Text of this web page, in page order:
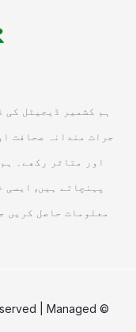
ہم کشمیر ڈیجیٹل
جرات مندانہ صحافت
اور متاثر رکھے۔
پہنچاتے ہیں, ایسی
معلومات حاصل کریں
| Managed